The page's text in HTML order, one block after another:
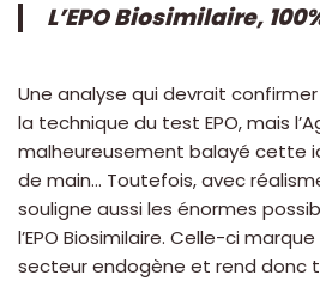
L’EPO Biosimilaire,
Une analyse qui devrait
la technique du test EPO, mais
malheureusement balayé cette
de main… Toutefois, avec
souligne aussi les énormes
l’EPO Biosimilaire. Celle-ci
secteur endogène et rend donc